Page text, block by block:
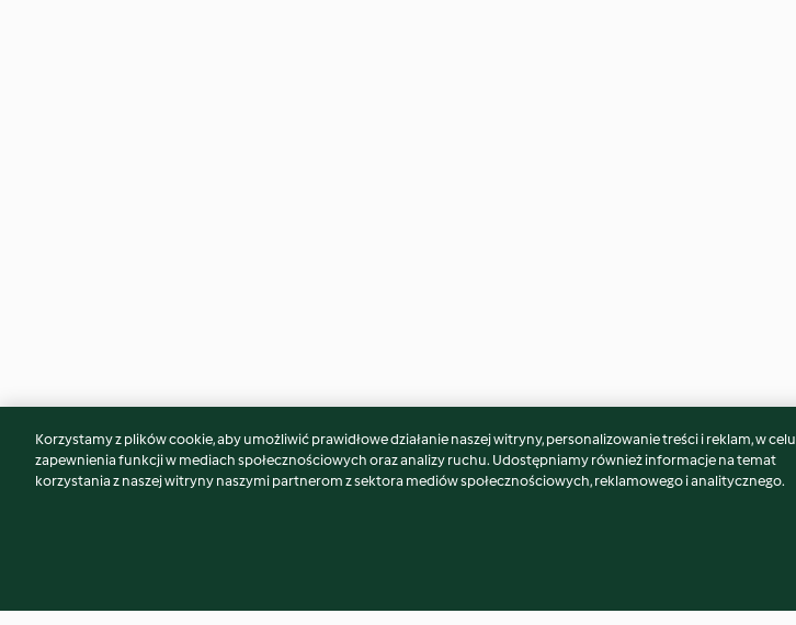
Może spodoba Ci się również...
Korzystamy z plików cookie, aby umożliwić prawidłowe działanie naszej witryny, personalizowanie treści i reklam, w celu
zapewnienia funkcji w mediach społecznościowych oraz analizy ruchu. Udostępniamy również informacje na temat
korzystania z naszej witryny naszymi partnerom z sektora mediów społecznościowych, reklamowego i analitycznego.